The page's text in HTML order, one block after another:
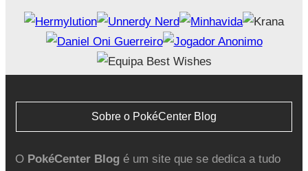
Sobre o PokéCenter Blog
O PokéCenter Blogé um site que se dedica a tudo